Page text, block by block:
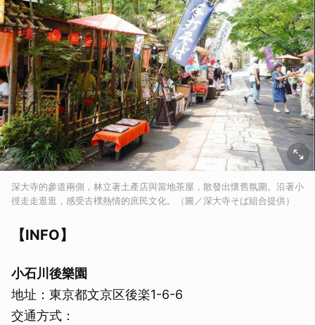
深大寺的參道兩側，林立著土產店與當地茶屋，散發出懷舊氛圍。沿著小
徑走走逛逛，感受古樸熱情的庶民文化。（圖／深大寺そば組合提供）
【INFO】
小石川後樂園
地址：東京都文京区後楽1-6-6
交通方式：